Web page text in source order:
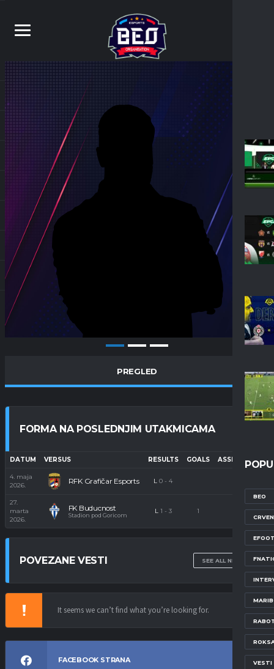
BEO
VESTI
PREGLED
FORMA NA POSLEDNJIM UTAKMICAMA
DATUM VERSUS RESULTS GOALS ASSISTS
4. maja
2026.
RFK Grafičar Esports L 0 - 4
27.
marta
2026.
FK Buducnost
Stadion pod Goricom
L 1 - 3 1 1215
POVEZANE VESTI SEE ALL NEWS
It seems we can’t find what you’re looking for.
FACEBOOK STRANA